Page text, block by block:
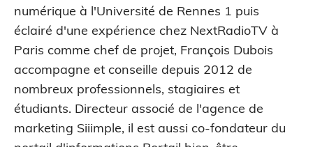
numérique à l'Université de Rennes 1 puis
éclairé d'une expérience chez NextRadioTV à
Paris comme chef de projet, François Dubois
accompagne et conseille depuis 2012 de
nombreux professionnels, stagiaires et
étudiants. Directeur associé de l'agence de
marketing Siiimple, il est aussi co-fondateur du